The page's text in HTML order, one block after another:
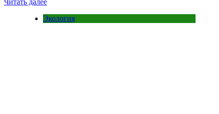
Читать далее
Экология